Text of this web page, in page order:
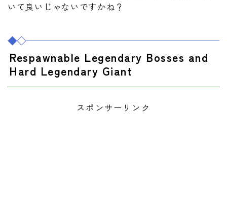
いて良いじゃないですかね？
Respawnable Legendary Bosses and
Hard Legendary Giant
スポンサーリンク